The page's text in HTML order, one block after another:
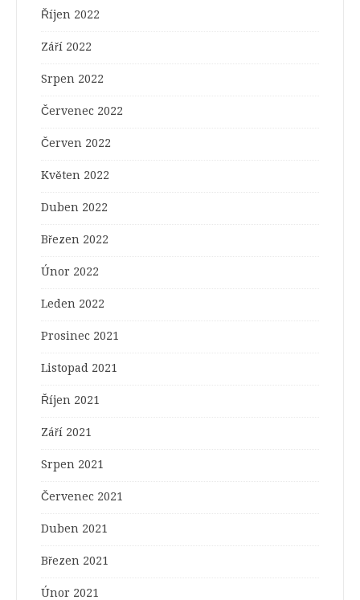
Říjen 2022
Září 2022
Srpen 2022
Červenec 2022
Červen 2022
Květen 2022
Duben 2022
Březen 2022
Únor 2022
Leden 2022
Prosinec 2021
Listopad 2021
Říjen 2021
Září 2021
Srpen 2021
Červenec 2021
Duben 2021
Březen 2021
Únor 2021